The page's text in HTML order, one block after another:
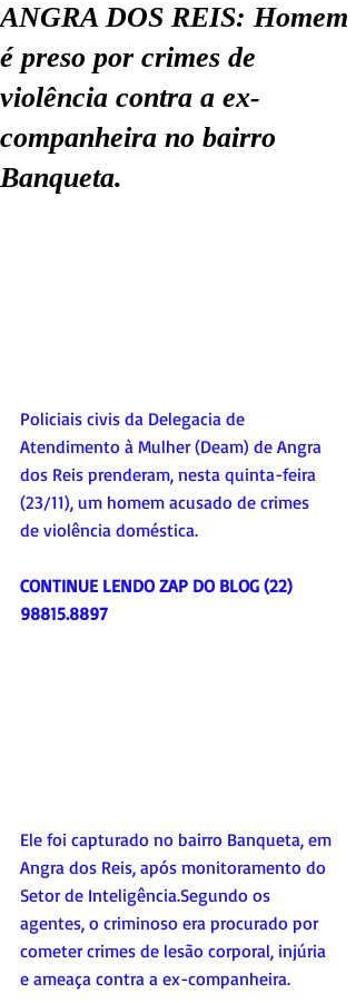
ANGRA DOS REIS: Homem
é preso por crimes de
violência contra a ex-
companheira no bairro
Banqueta.
Policiais civis da Delegacia de
Atendimento à Mulher (Deam) de Angra
dos Reis prenderam, nesta quinta-feira
(23/11), um homem acusado de crimes
de violência doméstica.
CONTINUE LENDO ZAP DO BLOG (22)
98815.8897
Ele foi capturado no bairro Banqueta, em
Angra dos Reis, após monitoramento do
Setor de Inteligência.Segundo os
agentes, o criminoso era procurado por
cometer crimes de lesão corporal, injúria
e ameaça contra a ex-companheira.